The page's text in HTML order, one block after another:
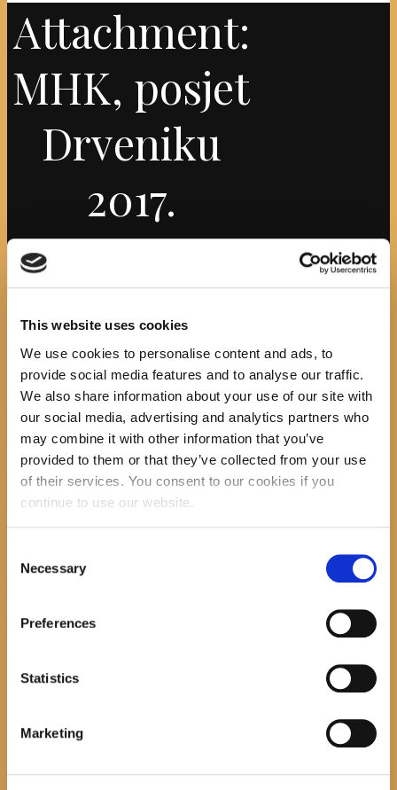
This website uses cookies
We use cookies to personalise content and ads, to
provide social media features and to analyse our traffic.
We also share information about your use of our site with
our social media, advertising and analytics partners who
may combine it with other information that you’ve
provided to them or that they’ve collected from your use
of their services. You consent to our cookies if you
continue to use our website.
Selection
Necessary
Preferences
Statistics
Marketing
Attachment:
MHK, posjet
Drveniku
2017.
PočetnaNewsMjesec hrvatske knjige 2017./
Knjižničarka u...
MHK, posjet
Drveniku 2017.
Previous item
Drv. vrtić Next item dvr,vrtić
Search
Makarskoj"-poshumno Tihorad Mijo Bartulović
Javni natječaj za imenovanje